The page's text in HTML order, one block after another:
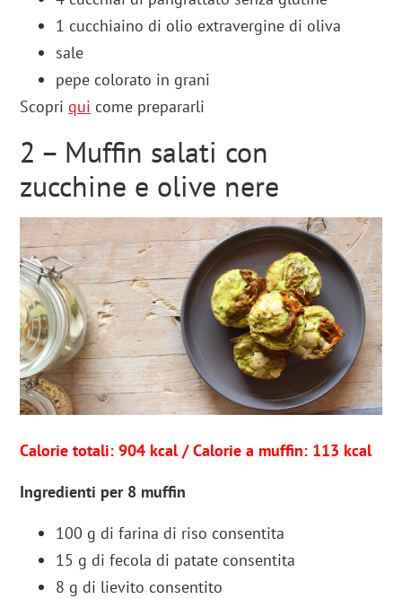
1 cucchiaino di olio extravergine di oliva
sale
pepe colorato in grani
Scopri qui come prepararli
2 – Muffin salati con
zucchine e olive nere
Calorie totali: 904 kcal / Calorie a muffin: 113 kcal
Ingredienti per 8 muffin
100 g difarina di riso consentita
15 g difecola di patate consentita
8 g di lievito consentito